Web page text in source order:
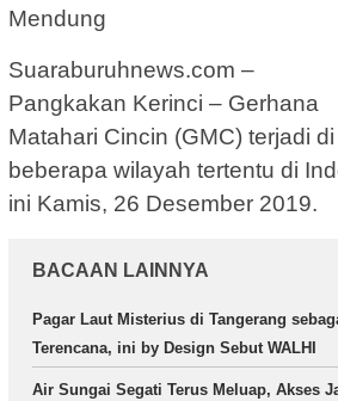
Mendung
Suaraburuhnews.com –
Pangkakan Kerinci – Gerhana
Matahari Cincin (GMC) terjadi di
beberapa wilayah tertentu di
ini Kamis, 26 Desember 2019.
BACAAN LAINNYA
Pagar Laut Misterius di Tangerang
Terencana, ini by Design Sebut WALHI
Air Sungai Segati Terus Meluap, Akses